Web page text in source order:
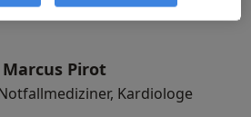
Marcus Pirot
Kardiologe